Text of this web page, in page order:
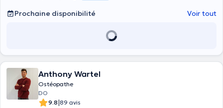
Prochaine disponibilité Voir tout
Anthony Wartel
Ostéopathe
DO
9.8|89 avis